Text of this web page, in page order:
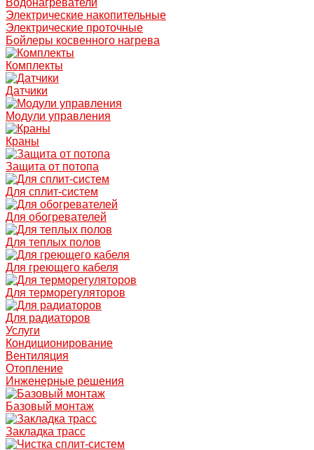
Водонагреватели
Электрические накопительные
Электрические проточные
Бойлеры косвенного нагрева
Комплекты
Датчики
Модули управления
Краны
Защита от потопа
Для сплит-систем
Для обогревателей
Для теплых полов
Для греющего кабеля
Для терморегуляторов
Для радиаторов
Услуги
Кондиционирование
Вентиляция
Отопление
Инженерные решения
Базовый монтаж
Закладка трасс